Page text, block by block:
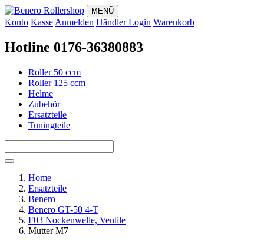
MENÜ
Konto Kasse Anmelden Händler Login Warenkorb
Hotline 0176-36380883
Roller 50 ccm
Roller 125 ccm
Helme
Zubehör
Ersatzteile
Tuningteile
Home
Ersatzteile
Benero
Benero GT-50 4-T
F03 Nockenwelle, Ventile
Mutter M7